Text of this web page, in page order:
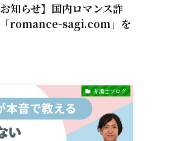
知らせ】国内ロマンス詐
「romance-sagi.com」を
弁護士ブログ